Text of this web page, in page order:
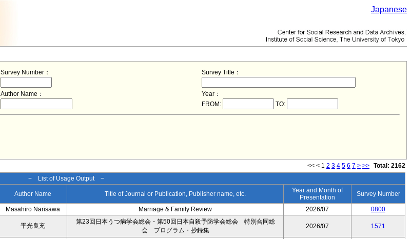
Japanese
Survey Number： Survey Title：
Author Name：
Year：
FROM:
TO:
<< < 1 2 3 4 5 6 7 > >> Total: 2162
− List of Usage Output −
Author Name Title of Journal or Publication, Publisher name, etc.
Year and Month of
Presentation
Survey Number
Masahiro Narisawa Marriage & Family Review 2026/07 0800
平光良充
第23回日本うつ病学会総会・第50回日本自殺予防学会総会 特別合同総
会 プログラム・抄録集
2026/07 1571